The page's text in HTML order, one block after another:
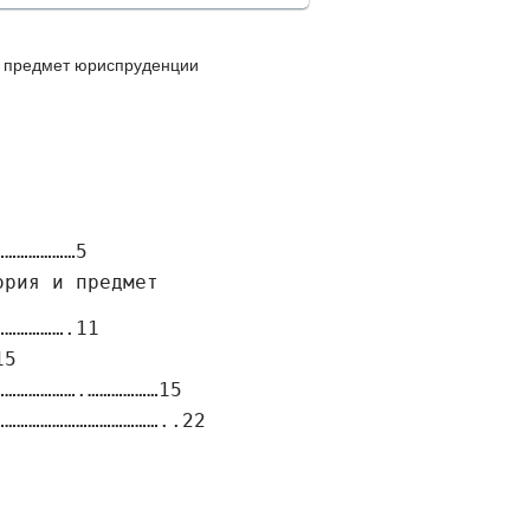
предмет юриспруденции